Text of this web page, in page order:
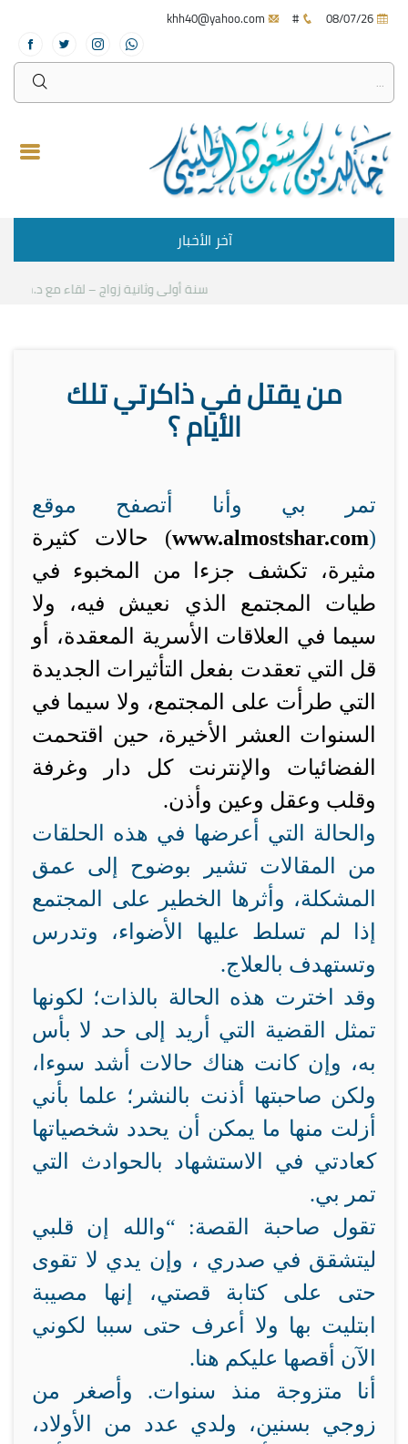
#
آخر الأخبار
سنة أولى وثانية زواج – لقاء مع د.خالد
من يقتل في ذاكرتي تلك
الأيام ؟
تمر بي وأنا أتصفح موقع
(
www.almostshar.com) حالات كثيرة
مثيرة، تكشف جزءا من المخبوء في
طيات المجتمع الذي نعيش فيه، ولا
سيما في العلاقات الأسرية المعقدة، أو
قل التي تعقدت بفعل التأثيرات الجديدة
التي طرأت على المجتمع، ولا سيما في
السنوات العشر الأخيرة، حين اقتحمت
الفضائيات والإنترنت كل دار وغرفة
وقلب وعقل وعين وأذن.
والحالة التي أعرضها في هذه الحلقات
من المقالات تشير بوضوح إلى عمق
المشكلة، وأثرها الخطير على المجتمع
إذا لم تسلط عليها الأضواء، وتدرس
وتستهدف بالعلاج.
وقد اخترت هذه الحالة بالذات؛ لكونها
تمثل القضية التي أريد إلى حد لا بأس
به، وإن كانت هناك حالات أشد سوءا،
ولكن صاحبتها أذنت بالنشر؛ علما بأني
أزلت منها ما يمكن أن يحدد شخصياتها
كعادتي في الاستشهاد بالحوادث التي
تمر بي.
تقول صاحبة القصة: “والله إن قلبي
ليتشقق في صدري ، وإن يدي لا تقوى
حتى على كتابة قصتي، إنها مصيبة
ابتليت بها ولا أعرف حتى سببا لكوني
الآن أقصها عليكم هنا.
أنا متزوجة منذ سنوات. وأصغر من
زوجي بسنين، ولدي عدد من الأولاد،